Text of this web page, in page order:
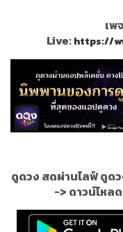
เพ
Live:https://
ดูดวง สดผ่านไลฟ์ ดูด
-> ดาวน์โหล